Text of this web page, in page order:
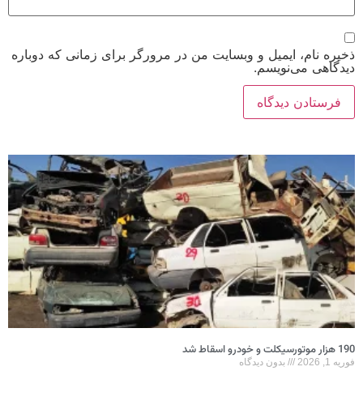
نام، ایمیل و وبسایت من در مرورگر برای زمانی که دوباره
می‌نویسم.
و خودرو اسقاط شد
1, 2026 بدون دیدگاه